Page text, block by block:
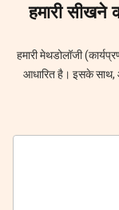
हमारीसीखने
हमारी मेथडोलॉजी
आधारित है। इसके